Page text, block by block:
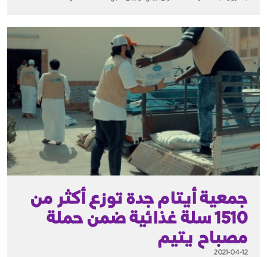
جمعية أيتام جدة توزع أكثر من
1510 سلة غذائية ضمن حملة
مصباح يتيم
2021-04-12